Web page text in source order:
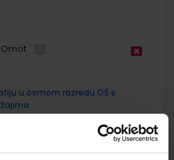
Omot
u osmom razredu OŠ s
Ružica Vuk Alenka Bujan
Registarski broj ministarstva:7625